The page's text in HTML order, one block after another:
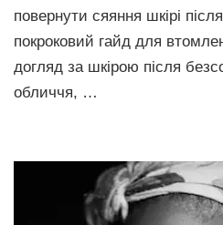
повернути сяяння шкірі
покроковий гайд для
догляд за шкірою після
обличчя, …